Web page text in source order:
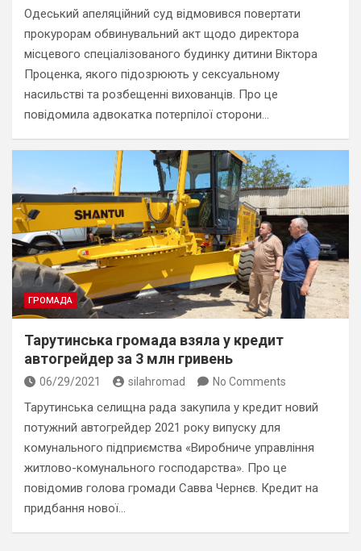
Одеський апеляційний суд відмовився повертати
прокурорам обвинувальний акт щодо директора
місцевого спеціалізованого будинку дитини Віктора
Проценка, якого підозрюють у сексуальному
насильстві та розбещенні вихованців. Про це
повідомила адвокатка потерпілої сторони…
ГРОМАДА
Тарутинська громада взяла у кредит
автогрейдер за 3 млн гривень
06/29/2021 silahromad No Comments
Тарутинська селищна рада закупила у кредит новий
потужний автогрейдер 2021 року випуску для
комунального підприємства «Виробниче управління
житлово-комунального господарства». Про це
повідомив голова громади Савва Чернєв. Кредит на
придбання нової…